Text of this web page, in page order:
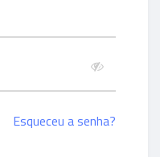
Esqueceu a senha?